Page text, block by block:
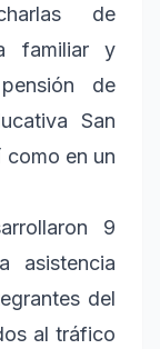
de
familiar y
de
San
como en un
9
asistencia
del
al tráfico